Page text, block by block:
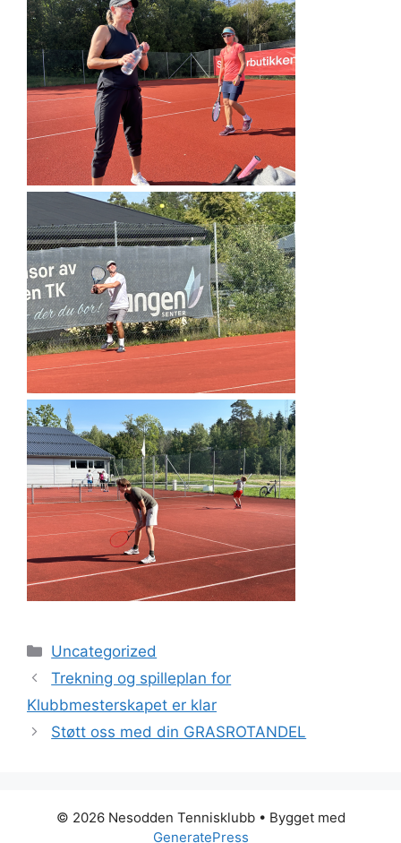
Kategorier
Uncategorized
Trekning og spilleplan for
Klubbmesterskapet er klar
Støtt oss med din GRASROTANDEL
© 2026 Nesodden Tennisklubb• Bygget med
GeneratePress